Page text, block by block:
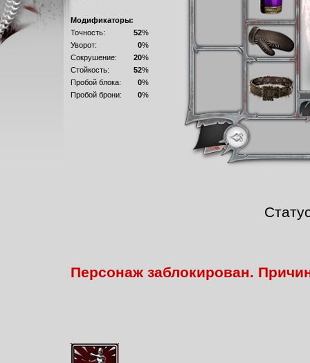
Модификаторы:
Точность:
52%
Уворот:
0%
Сокрушение:
20%
Стойкость:
52%
Пробой блока:
0%
Пробой брони:
0%
Персонаж заблокирован.